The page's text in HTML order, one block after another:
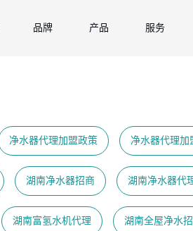
品牌 产品 服务
净水器代理加盟政策 净水器代理加
湖南净水器招商 湖南净水器代
湖南富氢水机代理 湖南全屋净水